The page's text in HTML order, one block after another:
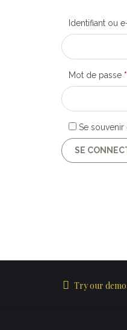
Identifiant ou
Mot de passe *
Se souvenir
SE
Try our demo